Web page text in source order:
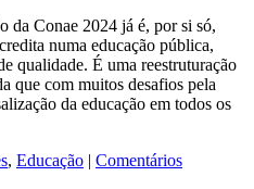
da Conae 2024 já é, por si só,
numa educação pública,
qualidade. É uma reestruturação
que com muitos desafios pela
da educação em todos os
, Educação | Comentários